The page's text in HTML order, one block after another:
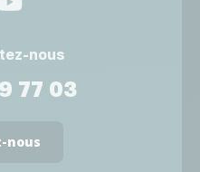
nous
77 03
nous